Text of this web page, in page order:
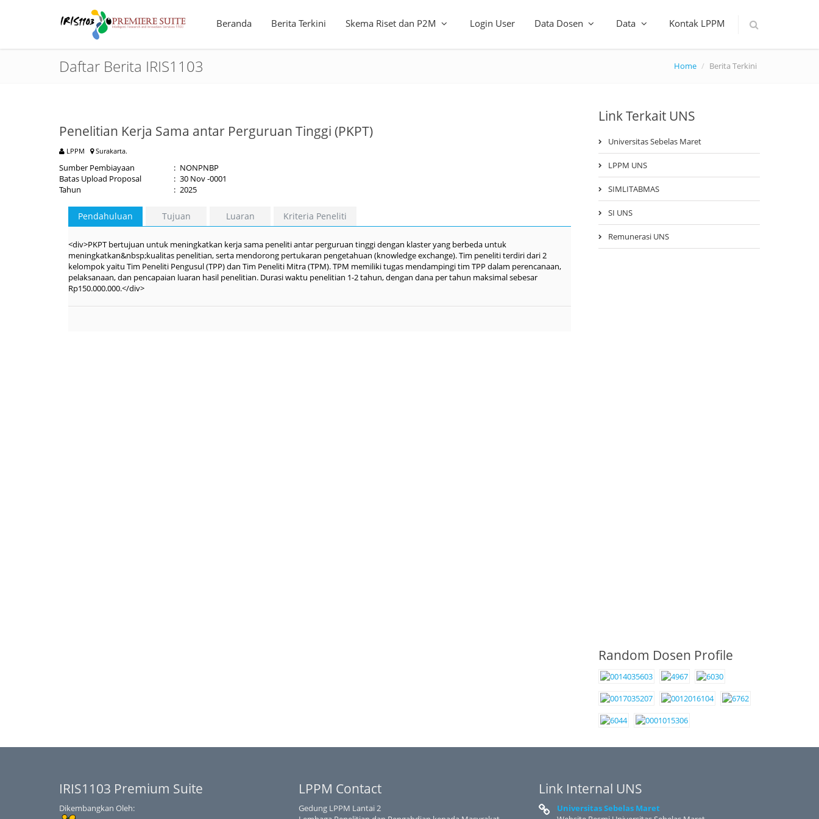
Beranda Berita Terkini Skema Riset dan P2M Login User Data Dosen Data Kontak LPPM
Daftar Berita IRIS1103 Home Berita Terkini
Penelitian Kerja Sama antar Perguruan Tinggi (PKPT)
LPPM Surakarta.
Sumber Pembiayaan : NONPNBP
Batas Upload Proposal
: 30 Nov -0001
Tahun
: 2025
Pendahuluan Tujuan Luaran Kriteria Peneliti
<div>PKPT bertujuan untuk meningkatkan kerja sama peneliti antar perguruan tinggi dengan klaster yang berbeda untuk
meningkatkan&nbsp;kualitas penelitian, serta mendorong pertukaran pengetahuan (knowledge exchange). Tim peneliti terdiri dari 2
kelompok yaitu Tim Peneliti Pengusul (TPP) dan Tim Peneliti Mitra (TPM). TPM memiliki tugas mendampingi tim TPP dalam perencanaan,
pelaksanaan, dan pencapaian luaran hasil penelitian. Durasi waktu penelitian 1-2 tahun, dengan dana per tahun maksimal sebesar
Rp150.000.000.</div>
Link Terkait UNS
Universitas Sebelas Maret
LPPM UNS
SIMLITABMAS
SI UNS
Remunerasi UNS
Random Dosen Profile
IRIS1103 Premium Suite
Dikembangkan Oleh:
LPPM Contact
Gedung LPPM Lantai 2
Link Internal UNS
Universitas Sebelas Maret